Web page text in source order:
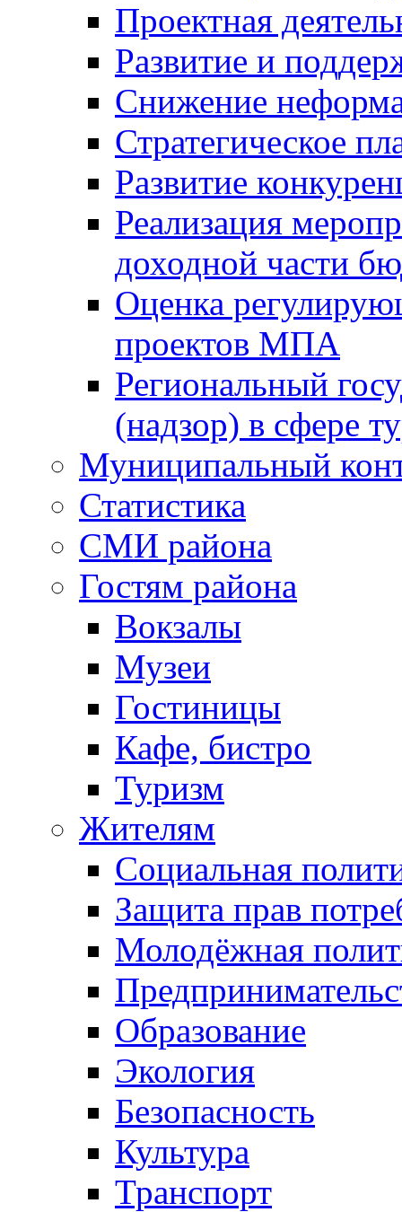
Проектная
Развитие и
Снижение
Стратегическое
Развитие
Реализация
доходной части
Оценка
проектов МПА
Региональный
(надзор) в сфере
Муниципальный
Статистика
СМИ района
Гостям района
Вокзалы
Музеи
Гостиницы
Кафе, бистро
Туризм
Жителям
Социальная
Защита прав
Молодёжная
Образование
Экология
Безопасность
Культура
Транспорт